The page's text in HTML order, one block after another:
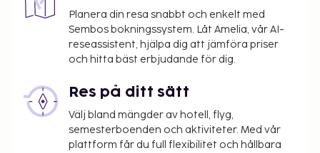
Planera din resa snabbt och enkelt med
Sembos bokningssystem. Låt Amelia, vår AI-
reseassistent, hjälpa dig att jämföra priser
och hitta bäst erbjudande för dig.
Res på ditt sätt
Välj bland mängder av hotell, flyg,
semesterboenden och aktiviteter. Med vår
plattform får du full flexibilitet och hållbara